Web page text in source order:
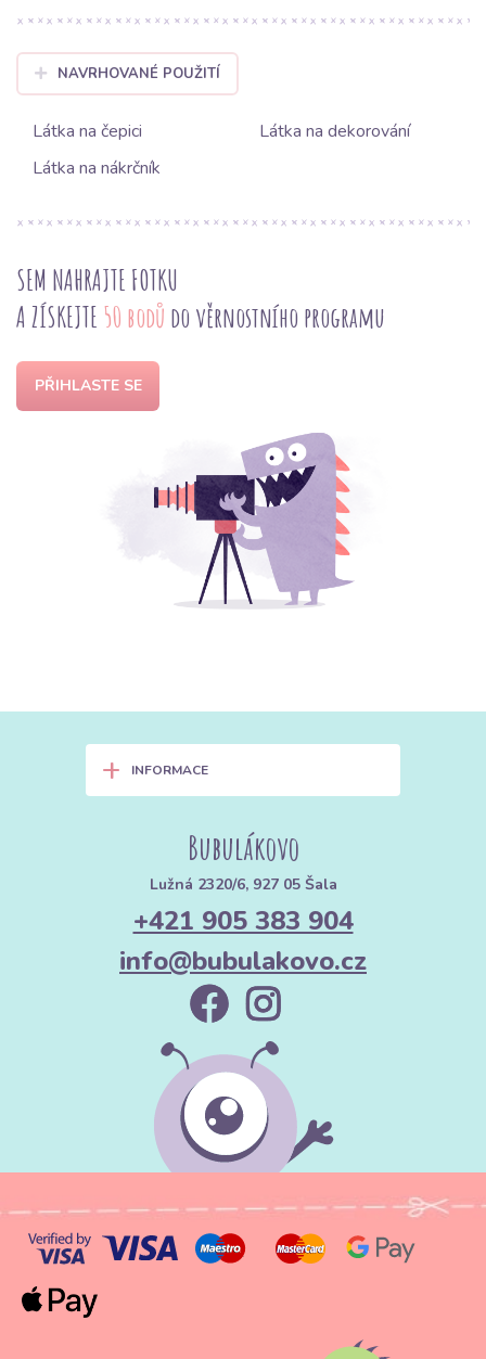
NAVRHOVANÉ POUŽITÍ
Látka na čepici
Látka na dekorování
Látka na nákrčník
SEM NAHRAJTE FOTKU
A ZÍSKEJTE 50 bodů do věrnostního programu
PŘIHLASTE SE
+ INFORMACE
Bubulákovo
Lužná 2320/6, 927 05 Šala
+421 905 383 904
info@bubulakovo.cz